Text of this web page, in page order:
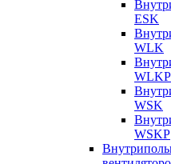
ESK
WLK
WLKP
WSK
WSKP